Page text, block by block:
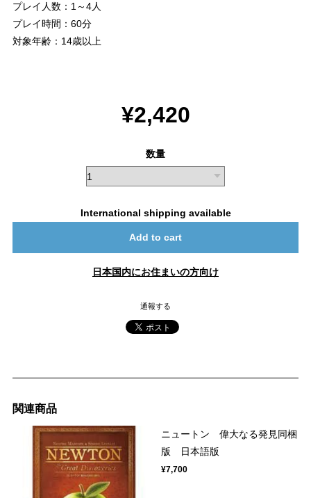
プレイ人数：1～4人
プレイ時間：60分
対象年齢：14歳以上
¥2,420
数量
International shipping available
Add to cart
日本国内にお住まいの方向け
通報する
関連商品
ニュートン 偉大なる発見同梱
版 日本語版
¥7,700